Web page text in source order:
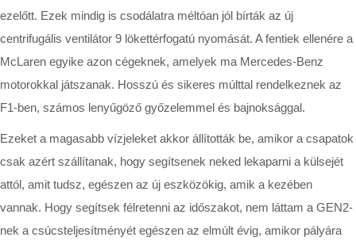
ezelőtt. Ezek mindig is csodálatra méltóan jól bírták az új
centrifugális ventilátor 9 lökettérfogatú nyomását. A fentiek ellenére a
McLaren egyike azon cégeknek, amelyek ma Mercedes-Benz
motorokkal játszanak. Hosszú és sikeres múlttal rendelkeznek az
F1-ben, számos lenyűgöző győzelemmel és bajnoksággal.
Ezeket a magasabb vízjeleket akkor állították be, amikor a csapatok
csak azért szállítanak, hogy segítsenek neked lekaparni a külsejét
attól, amit tudsz, egészen az új eszközökig, amik a kezében
vannak. Hogy segítsek félretenni az időszakot, nem láttam a GEN2-
nek a csúcsteljesítményét egészen az elmúlt évig, amikor pályára